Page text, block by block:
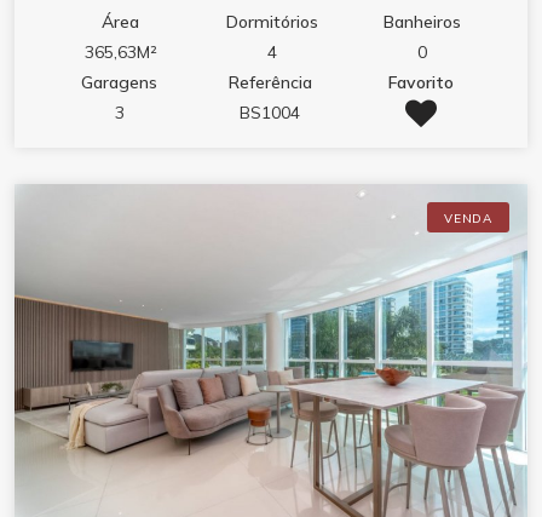
4.700.000,00 - 36X R$ 105.277,78 // APTO 1602
Torre 01 decorado - R$ 8.690.000,24 *Entrada R$
4.700.000,00 - 36X R$ 110.833,34 // APTO 902
Torre 02 diferenciado - R$ 8.290.00,28 *Entrada R$
Área
365,63M²
Dormitórios
4
Banheiros
0
Garagens
3
Referência
BS1004
Favorito
VENDA